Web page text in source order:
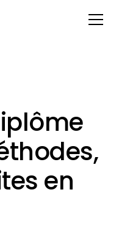
en